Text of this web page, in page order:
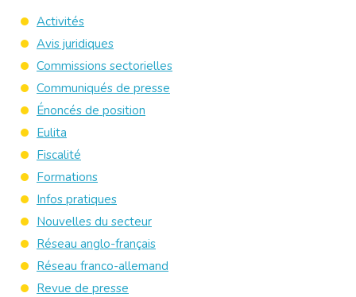
Activités
Avis juridiques
Commissions sectorielles
Communiqués de presse
Énoncés de position
Eulita
Fiscalité
Formations
Infos pratiques
Nouvelles du secteur
Réseau anglo-français
Réseau franco-allemand
Revue de presse